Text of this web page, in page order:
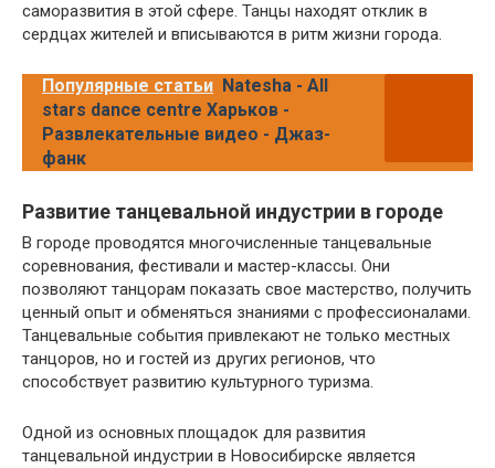
саморазвития в этой сфере. Танцы находят отклик в
сердцах жителей и вписываются в ритм жизни города.
Популярные статьи Natesha - All
stars dance centre Харьков -
Развлекательные видео - Джаз-
фанк
Развитие танцевальной индустрии в городе
В городе проводятся многочисленные танцевальные
соревнования, фестивали и мастер-классы. Они
позволяют танцорам показать свое мастерство, получить
ценный опыт и обменяться знаниями с профессионалами.
Танцевальные события привлекают не только местных
танцоров, но и гостей из других регионов, что
способствует развитию культурного туризма.
Одной из основных площадок для развития
танцевальной индустрии в Новосибирске является